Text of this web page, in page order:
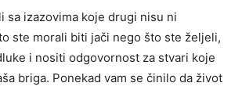
sa izazovima koje drugi nisu ni
ste morali biti jači nego što ste željeli,
i nositi odgovornost za stvari koje
briga. Ponekad vam se činilo da život